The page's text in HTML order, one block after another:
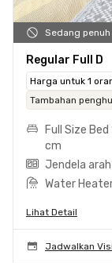
Sedang penuh
Regular Full D
Harga untuk 1
Tambahan
Full Size
cm
Jendela
Water
Lihat Detail
Jadwalkan